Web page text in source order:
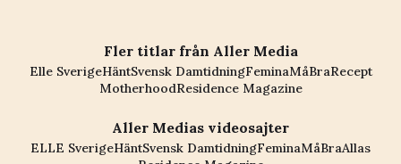
Fler titlar från Aller Media
Elle SverigeHäntSvensk DamtidningFeminaMåBraRecept
MotherhoodResidence Magazine
Aller Medias videosajter
ELLE SverigeHäntSvensk DamtidningFeminaMåBraAllas